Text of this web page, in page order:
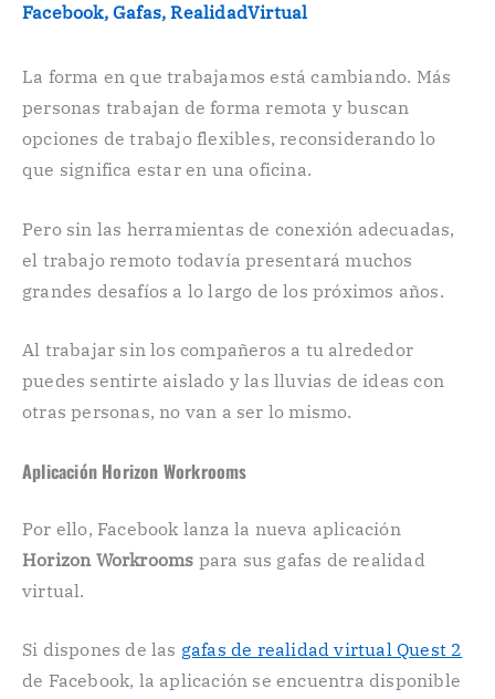
Facebook,Gafas,RealidadVirtual
La forma en que trabajamos está cambiando. Más
personas trabajan de forma remota y buscan
opciones de trabajo flexibles, reconsiderando lo
que significa estar en una oficina.
Pero sin las herramientas de conexión adecuadas,
el trabajo remoto todavía presentará muchos
grandes desafíos a lo largo de los próximos años.
Al trabajar sin los compañeros a tu alrededor
puedes sentirte aislado y las lluvias de ideas con
otras personas, no van a ser lo mismo.
Aplicación Horizon Workrooms
Por ello, Facebook lanza la nueva aplicación
Horizon Workrooms para sus gafas de realidad
virtual.
Si dispones de las gafas de realidad virtual Quest 2
de Facebook, la aplicación se encuentra disponible